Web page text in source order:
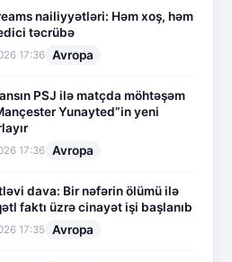
nailiyyətləri: Həm xoş, həm
təcrübə
17:36 Avropa
PSJ ilə matçda möhtəşəm
Yunayted”in yeni
17:36 Avropa
dava: Bir nəfərin ölümü ilə
faktı üzrə cinayət işi başlanıb
17:35 Avropa